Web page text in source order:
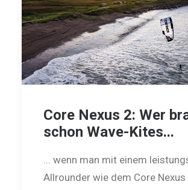
Core Nexus 2: Wer
schon Wave-Kites...
... wenn man mit einem
Allrounder wie dem Core